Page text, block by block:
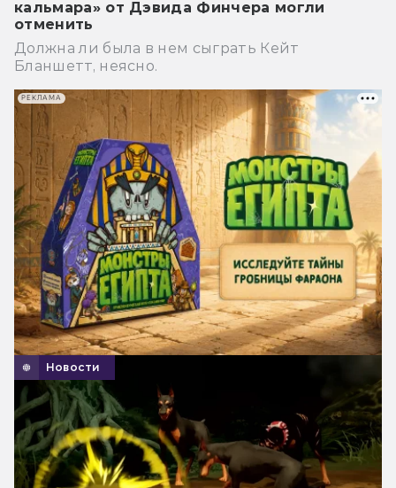
кальмара» от Дэвида Финчера могли
отменить
Должна ли была в нем сыграть Кейт
Бланшетт, неясно.
Новости
РЕКЛАМА